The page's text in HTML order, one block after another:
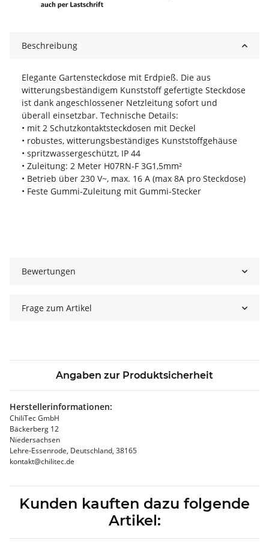
Beschreibung
Elegante Gartensteckdose mit Erdpieß. Die aus
witterungsbeständigem Kunststoff gefertigte Steckdose
ist dank angeschlossener Netzleitung sofort und
überall einsetzbar. Technische Details:
• mit 2 Schutzkontaktsteckdosen mit Deckel
• robustes, witterungsbeständiges Kunststoffgehäuse
• spritzwassergeschützt, IP 44
• Zuleitung: 2 Meter H07RN-F 3G1,5mm²
• Betrieb über 230 V~, max. 16 A (max 8A pro Steckdose)
• Feste Gummi-Zuleitung mit Gummi-Stecker
Bewertungen
Frage zum Artikel
Angaben zur Produktsicherheit
Herstellerinformationen:
ChiliTec GmbH
Bäckerberg 12
Niedersachsen
Lehre-Essenrode, Deutschland, 38165
kontakt@chilitec.de
Kunden kauften dazu folgende
Artikel: